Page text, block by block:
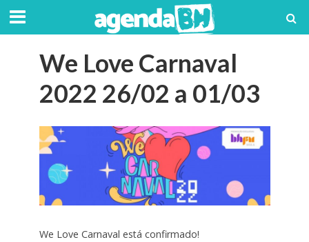
We Love Carnaval
2022 26/02 a 01/03
We Love Carnaval está confirmado!